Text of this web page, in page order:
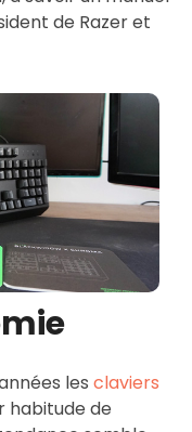
de Razer et
les claviers
habitude de